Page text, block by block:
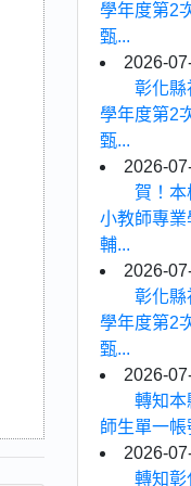
學年度第2
甄...
2026-
彰化縣
學年度第2
甄...
2026-
賀！本
小教師專
輔...
2026-
彰化縣
學年度第2
甄...
2026-
轉知本
師生單一
2026-
轉知彰